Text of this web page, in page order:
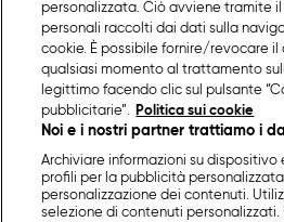
personalizzata. Ciò avviene tramite
personali raccolti dai dati sulla
cookie. È possibile fornire/revocare il
qualsiasi momento al trattamento
legittimo facendo clic sul pulsante
pubblicitarie”.
Politica sui cookie
Noi e i nostri partner trattiamo i
Archiviare informazioni su
profili per la pubblicità
personalizzazione dei contenuti.
selezione di contenuti personalizzati.